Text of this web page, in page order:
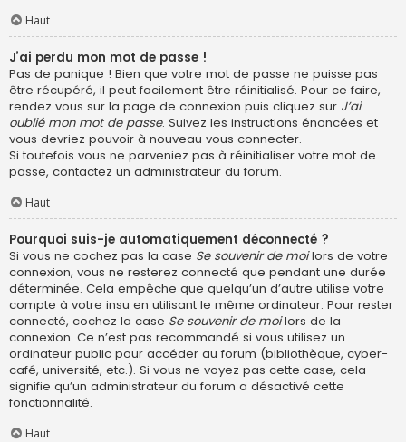
Haut
J’ai perdu mon mot de passe !
Pas de panique ! Bien que votre mot de passe ne puisse pas
être récupéré, il peut facilement être réinitialisé. Pour ce faire,
rendez vous sur la page de connexion puis cliquez sur J’ai
oublié mon mot de passe. Suivez les instructions énoncées et
vous devriez pouvoir à nouveau vous connecter.
Si toutefois vous ne parveniez pas à réinitialiser votre mot de
passe, contactez un administrateur du forum.
Haut
Pourquoi suis-je automatiquement déconnecté ?
Si vous ne cochez pas la case Se souvenir de moilors de votre
connexion, vous ne resterez connecté que pendant une durée
déterminée. Cela empêche que quelqu’un d’autre utilise votre
compte à votre insu en utilisant le même ordinateur. Pour rester
connecté, cochez la case Se souvenir de moilors de la
connexion. Ce n’est pas recommandé si vous utilisez un
ordinateur public pour accéder au forum (bibliothèque, cyber-
café, université, etc.). Si vous ne voyez pas cette case, cela
signifie qu’un administrateur du forum a désactivé cette
fonctionnalité.
Haut